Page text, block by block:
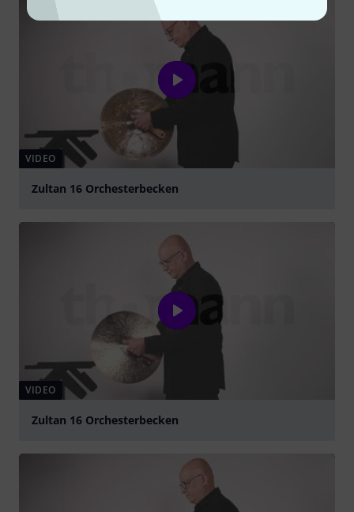
VIDEO
Zultan 16 Orchesterbecken
VIDEO
Zultan 16 Orchesterbecken